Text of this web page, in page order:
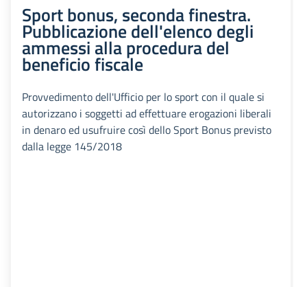
Sport bonus, seconda finestra.
Pubblicazione dell'elenco degli
ammessi alla procedura del
beneficio fiscale
Provvedimento dell'Ufficio per lo sport con il quale si
autorizzano i soggetti ad effettuare erogazioni liberali
in denaro ed usufruire così dello Sport Bonus previsto
dalla legge 145/2018